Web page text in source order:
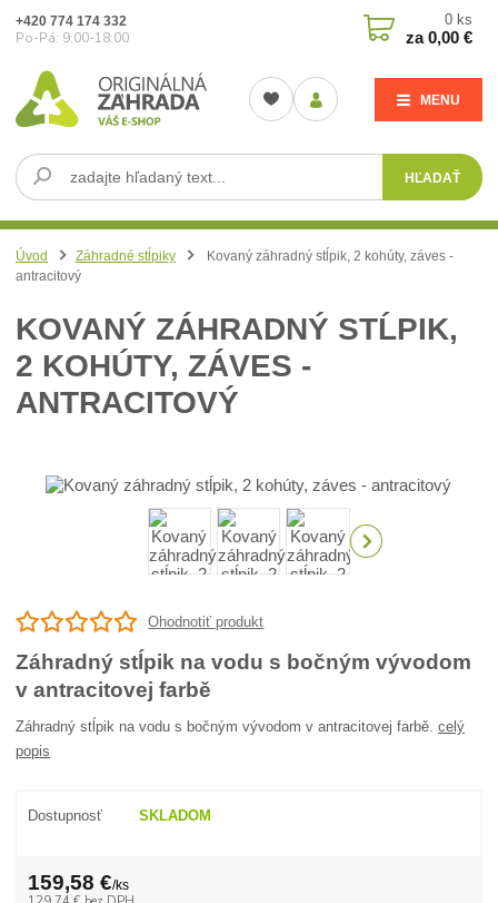
MENU
HĽADAŤ
+420 774 174 332
Po-Pá: 9:00-18:00
0 ks
za0,00 €
Úvod Záhradné stĺpiky
Kovaný záhradný stĺpik, 2 kohúty, záves -
antracitový
KOVANÝ ZÁHRADNÝ STĹPIK,
2 KOHÚTY, ZÁVES -
ANTRACITOVÝ
Ohodnotiť produkt
Záhradný stĺpik na vodu s bočným vývodom
v antracitovej farbě
Záhradný stĺpik na vodu s bočným vývodom v antracitovej farbě.celý
popis
Dostupnosť SKLADOM
159,58 €/ks